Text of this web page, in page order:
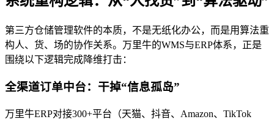
第三方仓储管理软件的本质，不是无纸化办公，而是用算法重
构人、货、场的协作关系。万里牛的WMS与ERP体系，正是
围绕以下逻辑完成降维打击：
全渠道订单中台：干掉“信息孤岛”
万里牛ERP对接300+平台（天猫、抖音、Amazon、TikTok